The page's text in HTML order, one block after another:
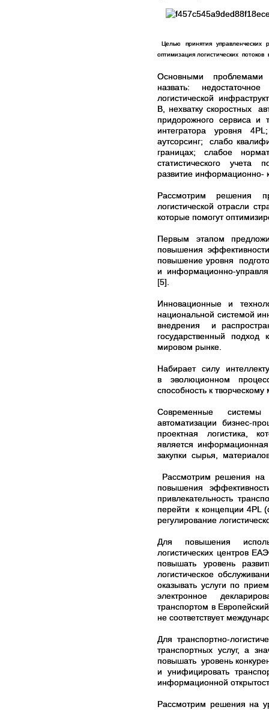
Целью принятия управленческих
оптимизация логистических
Основными проблемами
назвать:
логистической
В, нехватку скоростных
придорожного сервиса и
интегратора уровня
аутсорсинг; слабо
границах; слабое
статистического учета
развитие информационно-
Рассмотрим решения
логистической отрасли
которые помогут
Первым этапом
повышения
повышение уровня
и информационно-
[5].
Инновационные и
национальной системой
внедрения и
государственный подход
мировом рынке.
Набирает силу
в эволюционном
способность к
Современные
автоматизации бизнес-
проектная логистика,
является
закупки сырья,
Рассмотрим решения на
повышения
привлекательность
перейти к концепции 4PL
регулирование
Для повышения
логистических центров
повышать уровень
логистическое
оказывать услуги по
электронное
транспортом в
не соответствует
Для транспортно-
транспортных услуг, а
повышать уровень
и унифицировать
информационной
Рассмотрим решения на